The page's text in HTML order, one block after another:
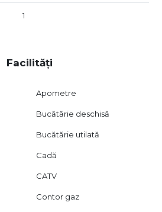
1
Facilități
Apometre
Bucătărie deschisă
Bucătărie utilată
Cadă
CATV
Contor gaz